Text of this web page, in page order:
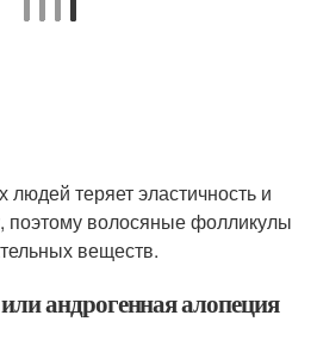
теряет эластичность и
поэтому волосяные фолликулы
веществ.
андрогенная алопеция